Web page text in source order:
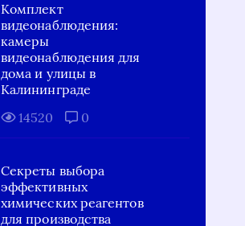
Комплект
видеонаблюдения:
камеры
видеонаблюдения для
дома и улицы в
Калининграде
14520
0
Секреты выбора
эффективных
химических реагентов
для производства